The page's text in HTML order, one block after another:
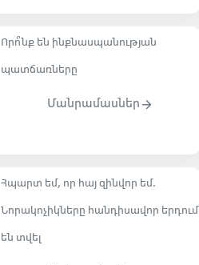
Որո՞նք են ինքնասպանության
պատճառները
Մանրամասներ
Հպարտ եմ, որ հայ զինվոր եմ․
Նորակոչիկները հանդիսավոր երդում
են տվել